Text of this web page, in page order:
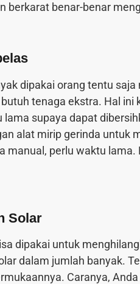
berkarat benar-benar
dipakai orang tentu
tenaga ekstra. Hal ini
supaya dapat
alat mirip gerinda untuk
manual, perlu waktu
Solar
dipakai untuk
dalam jumlah banyak.
Caranya,